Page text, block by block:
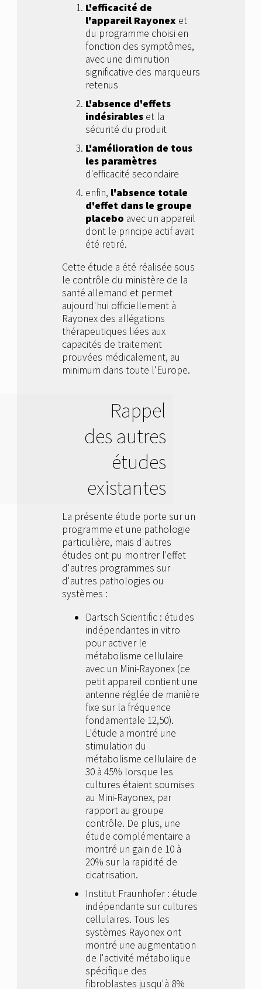
L'efficacité de
l'appareil Rayonex et
du programme choisi en
fonction des symptômes,
avec une diminution
significative des marqueurs
retenus
L'absence d'effets
indésirableset la
sécurité du produit
L'amélioration de tous
les paramètres
d'efficacité secondaire
enfin, l'absence totale
d'effet dans le groupe
placebo avec un appareil
dont le principe actif avait
été retiré.
Cette étude a été réalisée sous
le contrôle du ministère de la
santé allemand et permet
aujourd'hui officiellement à
Rayonex des allégations
thérapeutiques liées aux
capacités de traitement
prouvées médicalement, au
minimum dans toute l'Europe.
Rappel
des autres
études
existantes
La présente étude porte sur un
programme et une pathologie
particulière, mais d'autres
études ont pu montrer l'effet
d'autres programmes sur
d'autres pathologies ou
systèmes :
Dartsch Scientific : études
indépendantes in vitro
pour activer le
métabolisme cellulaire
avec un Mini-Rayonex (ce
petit appareil contient une
antenne réglée de manière
fixe sur la fréquence
fondamentale 12,50).
L'étude a montré une
stimulation du
métabolisme cellulaire de
30 à 45% lorsque les
cultures étaient soumises
au Mini-Rayonex, par
rapport au groupe
contrôle. De plus, une
étude complémentaire a
montré un gain de 10 à
20% sur la rapidité de
cicatrisation.
Institut Fraunhofer : étude
indépendante sur cultures
cellulaires. Tous les
systèmes Rayonex ont
montré une augmentation
de l'activité métabolique
spécifique des
fibroblastes jusqu'à 8%